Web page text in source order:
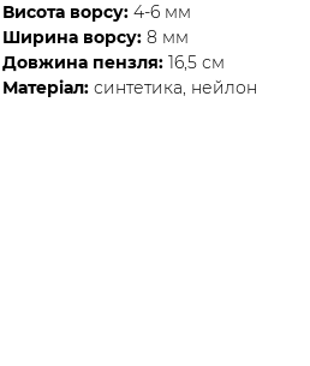
Висота ворсу: 4-6 мм
Ширина ворсу: 8 мм
Довжина пензля: 16,5 см
Матеріал: синтетика, нейлон